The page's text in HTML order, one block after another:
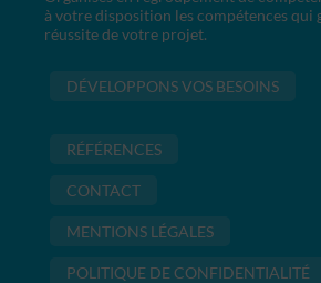
à votre disposition les compétences qui
réussite de votre projet.
DÉVELOPPONS VOS BESOINS
RÉFÉRENCES
CONTACT
MENTIONS LÉGALES
POLITIQUE DE CONFIDENTIALITÉ